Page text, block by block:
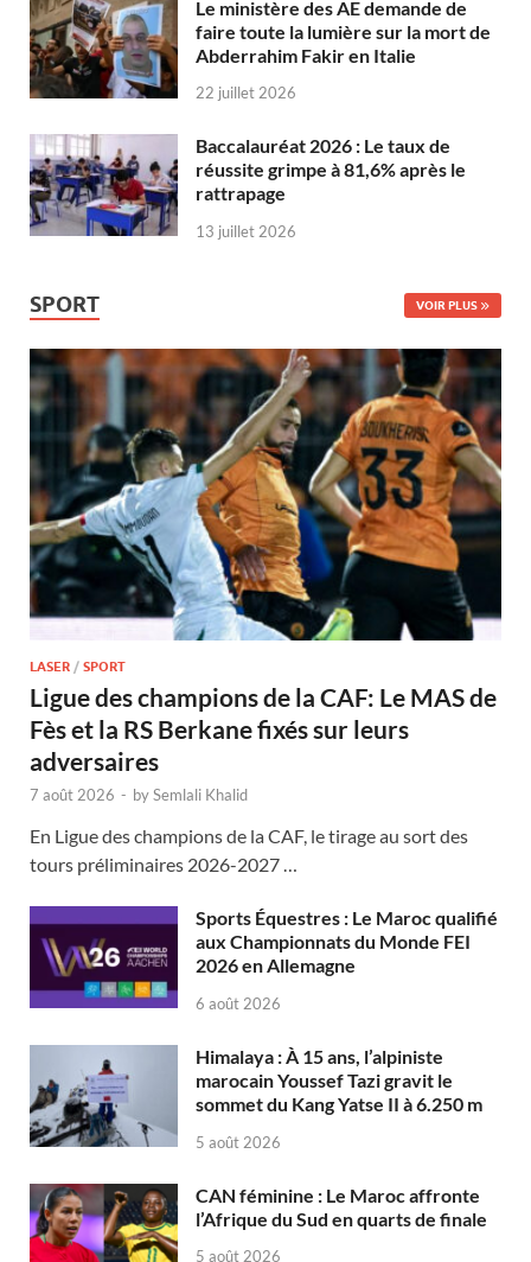
Le ministère des AE demande de
faire toute la lumière sur la mort de
Abderrahim Fakir en Italie
22 juillet 2026
Baccalauréat 2026 : Le taux de
réussite grimpe à 81,6% après le
rattrapage
13 juillet 2026
SPORT VOIR PLUS
LASER / SPORT
Ligue des champions de la CAF: Le MAS de
Fès et la RS Berkane fixés sur leurs
adversaires
7 août 2026 - bySemlali Khalid
En Ligue des champions de la CAF, le tirage au sort des
tours préliminaires 2026-2027 …
Sports Équestres : Le Maroc qualifié
aux Championnats du Monde FEI
2026 en Allemagne
6 août 2026
Himalaya : À 15 ans, l’alpiniste
marocain Youssef Tazi gravit le
sommet du Kang Yatse II à 6.250 m
5 août 2026
CAN féminine : Le Maroc affronte
l’Afrique du Sud en quarts de finale
5 août 2026